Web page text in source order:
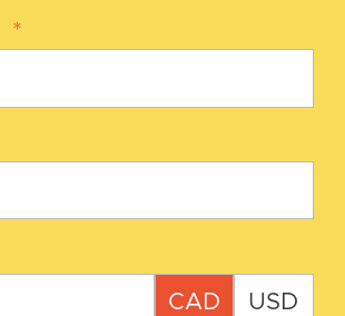
*
CAD USD